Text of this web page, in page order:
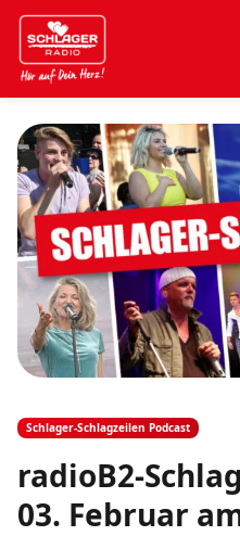
Schlager-Schlagzeilen Podcast
radioB2-
03. Februar